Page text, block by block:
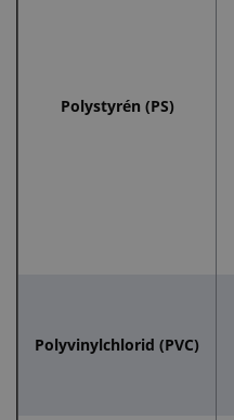
Polystyrén (PS)
Polyvinylchlorid (PVC)